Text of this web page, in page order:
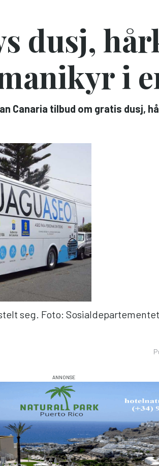
dusj,
i
Canaria tilbud om gratis dusj,
seg. Foto: Sosialdepartementet